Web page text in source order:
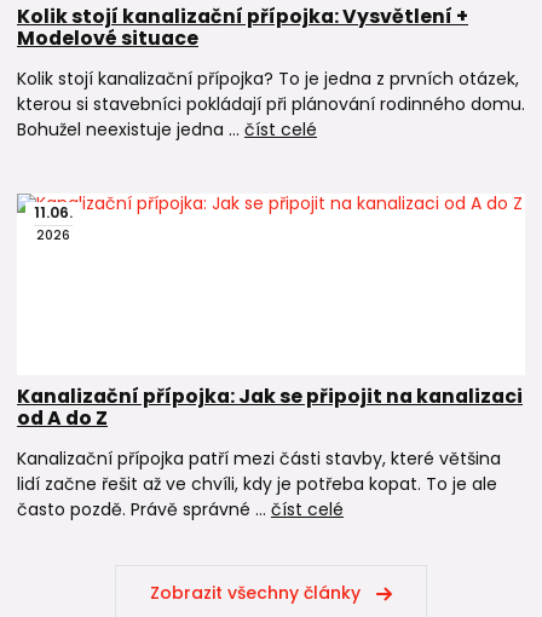
Zpětné klapky do kanalizace
→ ochrana domu proti zpětnému vzdutí vody
Kolik stojí kanalizační přípojka: Vysvětlení +
Modelové situace
Kolik stojí kanalizační přípojka? To je jedna z prvních otázek,
kterou si stavebníci pokládají při plánování rodinného domu.
Bohužel neexistuje jedna ... číst celé
11.06.
2026
Kanalizační přípojka: Jak se připojit na kanalizaci
od A do Z
Kanalizační přípojka patří mezi části stavby, které většina
lidí začne řešit až ve chvíli, kdy je potřeba kopat. To je ale
často pozdě. Právě správné ... číst celé
Zobrazit všechny články